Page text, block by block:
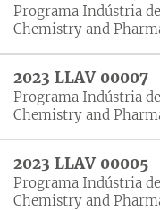
Programa Indústria
Chemistry and
2023 LLAV 00007
Programa Indústria
Chemistry and
2023 LLAV 00005
Programa Indústria
Chemistry and